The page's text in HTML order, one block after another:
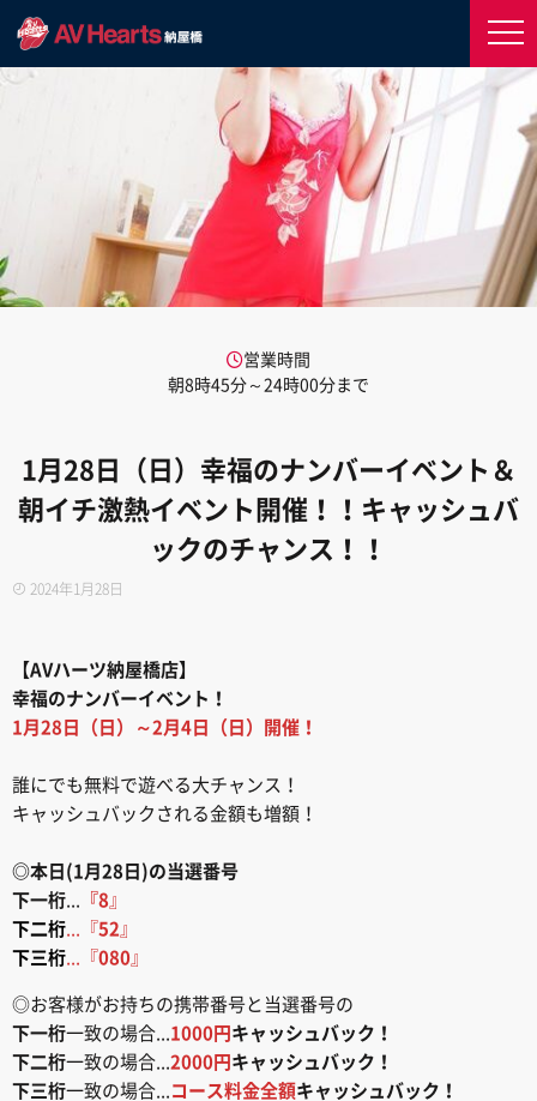
営業時間
朝8時45分～24時00分まで
1月28日（日）幸福のナンバーイベント＆
朝イチ激熱イベント開催！！キャッシュバ
ックのチャンス！！
2024年1月28日
【AVハーツ納屋橋店】
幸福のナンバーイベント！
1月28日（日）～2月4日（日）開催！
誰にでも無料で遊べる大チャンス！
キャッシュバックされる金額も増額！
◎本日(1月28日)の当選番号
下一桁... 『8 』
下二桁...『52 』
下三桁...『080 』
◎お客様がお持ちの携帯番号と当選番号の
下一桁一致の場合...1000円 キャッシュバック！
下二桁一致の場合...2000円 キャッシュバック！
下三桁一致の場合... コース料金全額キャッシュバック！